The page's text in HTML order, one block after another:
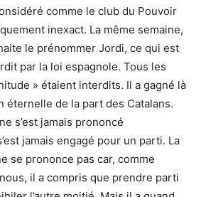
comme le club du Pouvoir
inexact. La même semaine,
le prénommer Jordi, ce qui est
par la loi espagnole. Tous les
» étaient interdits. Il a gagné là
éternelle de la part des Catalans.
s’est jamais prononcé
jamais engagé pour un parti. La
se prononce pas car, comme
il a compris que prendre parti